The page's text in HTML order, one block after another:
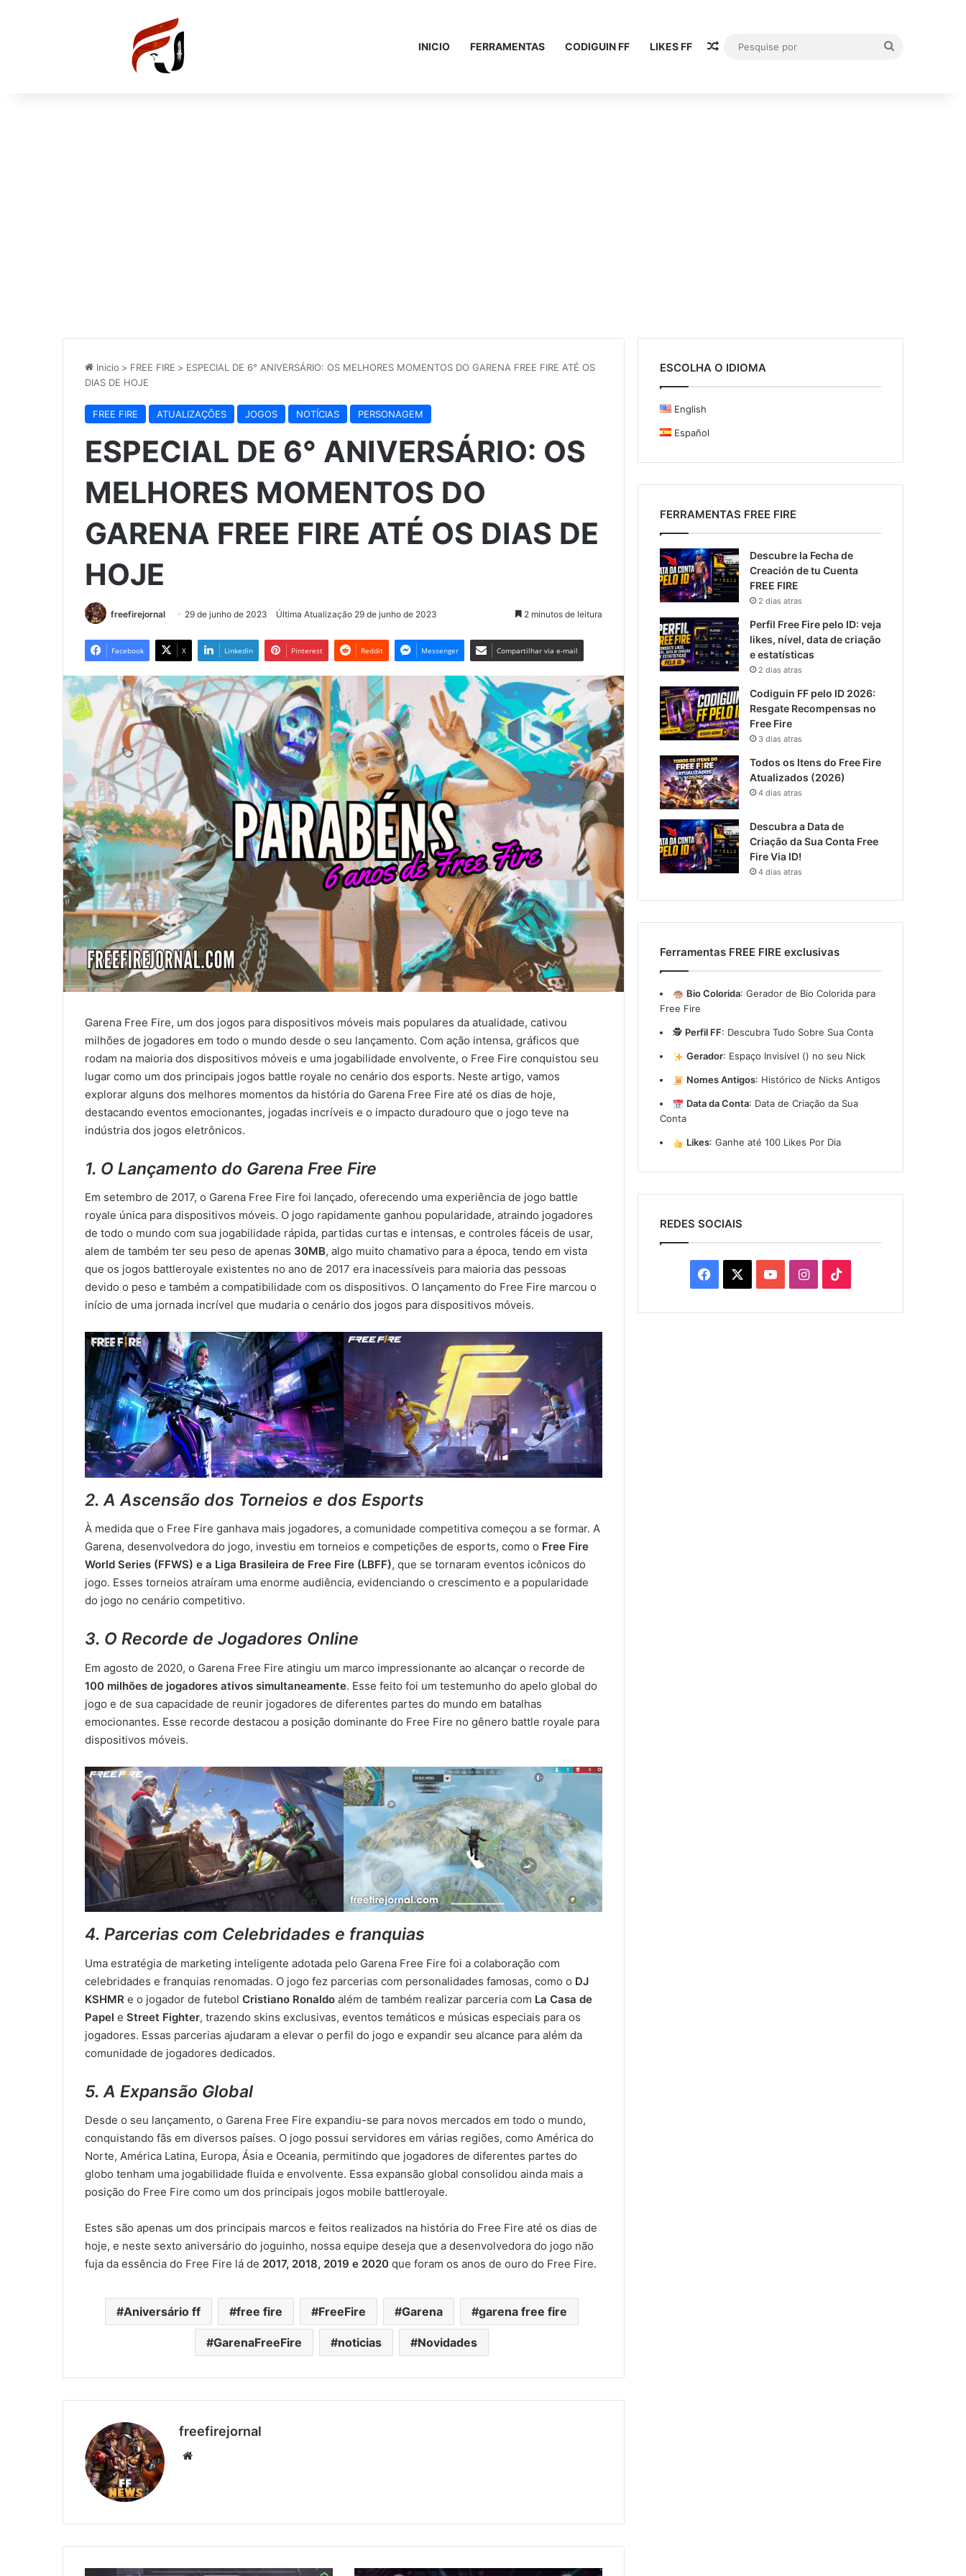
INICIO FERRAMENTAS CODIGUIN FF LIKES FF Artigo aleatório
Inicio > FREE FIRE > ESPECIAL DE 6° ANIVERSÁRIO: OS MELHORES MOMENTOS DO GARENA FREE FIRE ATÉ OS
DIAS DE HOJE
FREE FIRE ATUALIZAÇÕES JOGOS NOTÍCIAS PERSONAGEM
ESPECIAL DE 6° ANIVERSÁRIO: OS
MELHORES MOMENTOS DO
GARENA FREE FIRE ATÉ OS DIAS DE
HOJE
freefirejornal 29 de junho de 2023 Última Atualização 29 de junho de 2023 2 minutos de leitura
Facebook X Linkedin Pinterest Reddit Messenger Compartilhar via e-mail
Garena Free Fire, um dos jogos para dispositivos móveis mais populares da atualidade, cativou
milhões de jogadores em todo o mundo desde o seu lançamento. Com ação intensa, gráficos que
rodam na maioria dos dispositivos móveis e uma jogabilidade envolvente, o Free Fire conquistou seu
lugar como um dos principais jogos battle royale no cenário dos esports. Neste artigo, vamos
explorar alguns dos melhores momentos da história do Garena Free Fire até os dias de hoje,
destacando eventos emocionantes, jogadas incríveis e o impacto duradouro que o jogo teve na
indústria dos jogos eletrônicos.
1. O Lançamento do Garena Free Fire
Em setembro de 2017, o Garena Free Fire foi lançado, oferecendo uma experiência de jogo battle
royale única para dispositivos móveis. O jogo rapidamente ganhou popularidade, atraindo jogadores
de todo o mundo com sua jogabilidade rápida, partidas curtas e intensas, e controles fáceis de usar,
alem de também ter seu peso de apenas 30MB, algo muito chamativo para a época, tendo em vista
que os jogos battleroyale existentes no ano de 2017 era inacessíveis para maioria das pessoas
devido o peso e também a compatibilidade com os dispositivos. O lançamento do Free Fire marcou o
início de uma jornada incrível que mudaria o cenário dos jogos para dispositivos móveis.
2. A Ascensão dos Torneios e dos Esports
À medida que o Free Fire ganhava mais jogadores, a comunidade competitiva começou a se formar. A
Garena, desenvolvedora do jogo, investiu em torneios e competições de esports, como o Free Fire
World Series (FFWS) e a Liga Brasileira de Free Fire (LBFF), que se tornaram eventos icônicos do
jogo. Esses torneios atraíram uma enorme audiência, evidenciando o crescimento e a popularidade
do jogo no cenário competitivo.
3. O Recorde de Jogadores Online
Em agosto de 2020, o Garena Free Fire atingiu um marco impressionante ao alcançar o recorde de
100 milhões de jogadores ativos simultaneamente. Esse feito foi um testemunho do apelo global do
jogo e de sua capacidade de reunir jogadores de diferentes partes do mundo em batalhas
emocionantes. Esse recorde destacou a posição dominante do Free Fire no gênero battle royale para
dispositivos móveis.
4. Parcerias com Celebridades e franquias
Uma estratégia de marketing inteligente adotada pelo Garena Free Fire foi a colaboração com
celebridades e franquias renomadas. O jogo fez parcerias com personalidades famosas, como o DJ
KSHMR e o jogador de futebol Cristiano Ronaldo além de também realizar parceria com La Casa de
Papel e Street Fighter, trazendo skins exclusivas, eventos temáticos e músicas especiais para os
jogadores. Essas parcerias ajudaram a elevar o perfil do jogo e expandir seu alcance para além da
comunidade de jogadores dedicados.
5. A Expansão Global
Desde o seu lançamento, o Garena Free Fire expandiu-se para novos mercados em todo o mundo,
conquistando fãs em diversos países. O jogo possui servidores em várias regiões, como América do
Norte, América Latina, Europa, Ásia e Oceania, permitindo que jogadores de diferentes partes do
globo tenham uma jogabilidade fluida e envolvente. Essa expansão global consolidou ainda mais a
posição do Free Fire como um dos principais jogos mobile battleroyale.
Estes são apenas um dos principais marcos e feitos realizados na história do Free Fire até os dias de
hoje, e neste sexto aniversário do joguinho, nossa equipe deseja que a desenvolvedora do jogo não
fuja da essência do Free Fire lá de 2017, 2018, 2019 e 2020 que foram os anos de ouro do Free Fire.
Aniversário ff free fire FreeFire Garena garena free fire
GarenaFreeFire noticias Novidades
freefirejornal
ESCOLHA O IDIOMA
English
Español
FERRAMENTAS FREE FIRE
Descubre la Fecha de
Creación de tu Cuenta
FREE FIRE
2 dias atras
Perfil Free Fire pelo ID: veja
likes, nível, data de criação
e estatísticas
2 dias atras
Codiguin FF pelo ID 2026:
Resgate Recompensas no
Free Fire
3 dias atras
Todos os Itens do Free Fire
Atualizados (2026)
4 dias atras
Descubra a Data de
Criação da Sua Conta Free
Fire Via ID!
4 dias atras
Ferramentas FREE FIRE exclusivas
Bio Colorida: Gerador de Bio Colorida para
Free Fire
🕵️ Perfil FF: Descubra Tudo Sobre Sua Conta
Gerador: Espaço Invisível (ㅤ) no seu Nick
Nomes Antigos: Histórico de Nicks Antigos
Data da Conta: Data de Criação da Sua
Conta
Likes: Ganhe até 100 Likes Por Dia
REDES SOCIAIS
Facebook YouTubeInstagram